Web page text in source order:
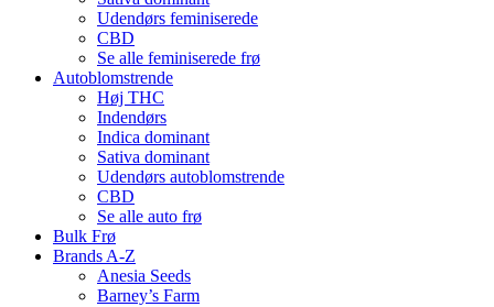
Udendørs feminiserede
CBD
Se alle feminiserede frø
Autoblomstrende
Høj THC
Indendørs
Indica dominant
Sativa dominant
Udendørs autoblomstrende
CBD
Se alle auto frø
Bulk Frø
Brands A-Z
Anesia Seeds
Barney’s Farm